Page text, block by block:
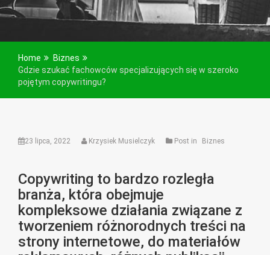
Home
Biznes
Gdzie szukać fachowców specjalizujących się w szeroko
pojętym copywritingu?
23 lipca, 2022 Krzysiek Musielczyk Post in Biznes
Copywriting to bardzo rozległa
branża, która obejmuje
kompleksowe działania związane z
tworzeniem różnorodnych treści na
strony internetowe, do materiałów